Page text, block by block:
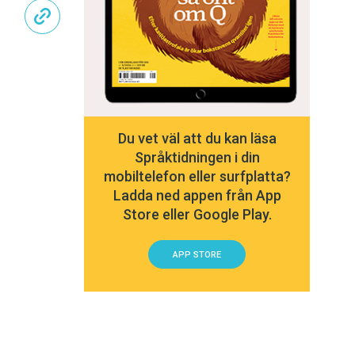
Du vet väl att du kan läsa
Språktidningen i din
mobiltelefon eller surfplatta?
Ladda ned appen från App
Store eller Google Play.
APP STORE